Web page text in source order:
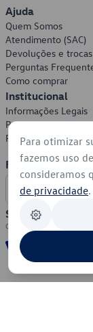
Ajuda
Quem Somos
Atendimento (SAC)
Devoluções e trocas
Perguntas
Como comprar
Institucional
Informações Legais
Política de
Política de Cookies
Formas de
Segurança
Para otimizar
fazemos uso
consideramos
de privacidade.